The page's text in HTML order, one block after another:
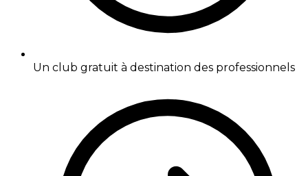
Un club gratuit à destination des professionnels